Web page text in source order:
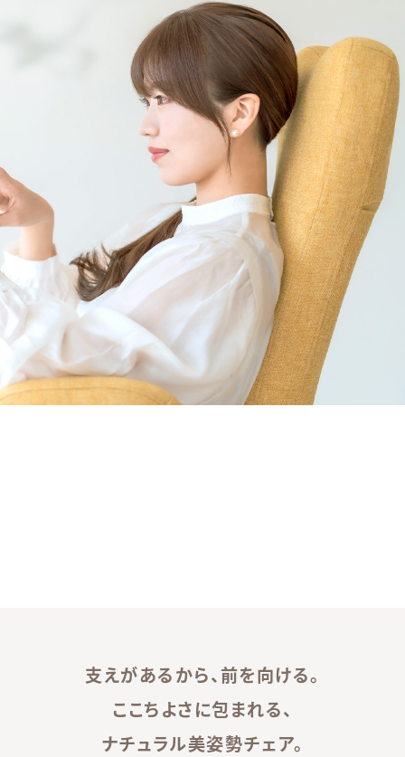
支えがあるから、前を向ける。
ここちよさに包まれる、
ナチュラル美姿勢チェア。